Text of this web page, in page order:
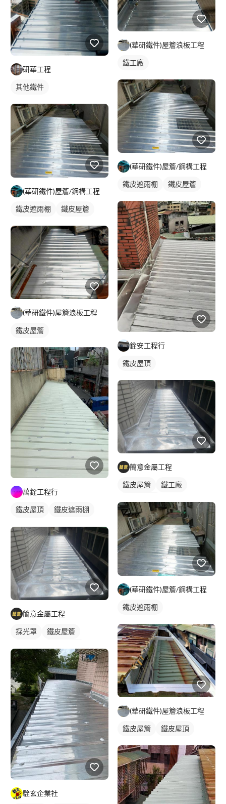
研華工程
其他鐵件
(華研鐵件)屋簷/鋼構工程
鐵皮遮雨棚 鐵皮屋簷
(華研鐵件)屋簷浪板工程
鐵皮屋簷
萬銓工程行
鐵皮屋頂
鐵皮遮雨棚
簡意金屬工程
採光罩
鐵皮屋簷
駩玄企業社
(華研鐵件)屋簷浪板工程
鐵工廠
(華研鐵件)屋簷/鋼構工程
鐵皮遮雨棚 鐵皮屋簷
銓安工程行
鐵皮屋頂
簡意金屬工程
鐵皮屋簷
鐵工廠
(華研鐵件)屋簷/鋼構工程
鐵皮遮雨棚
(華研鐵件)屋簷浪板工程
鐵皮屋簷 鐵皮屋頂